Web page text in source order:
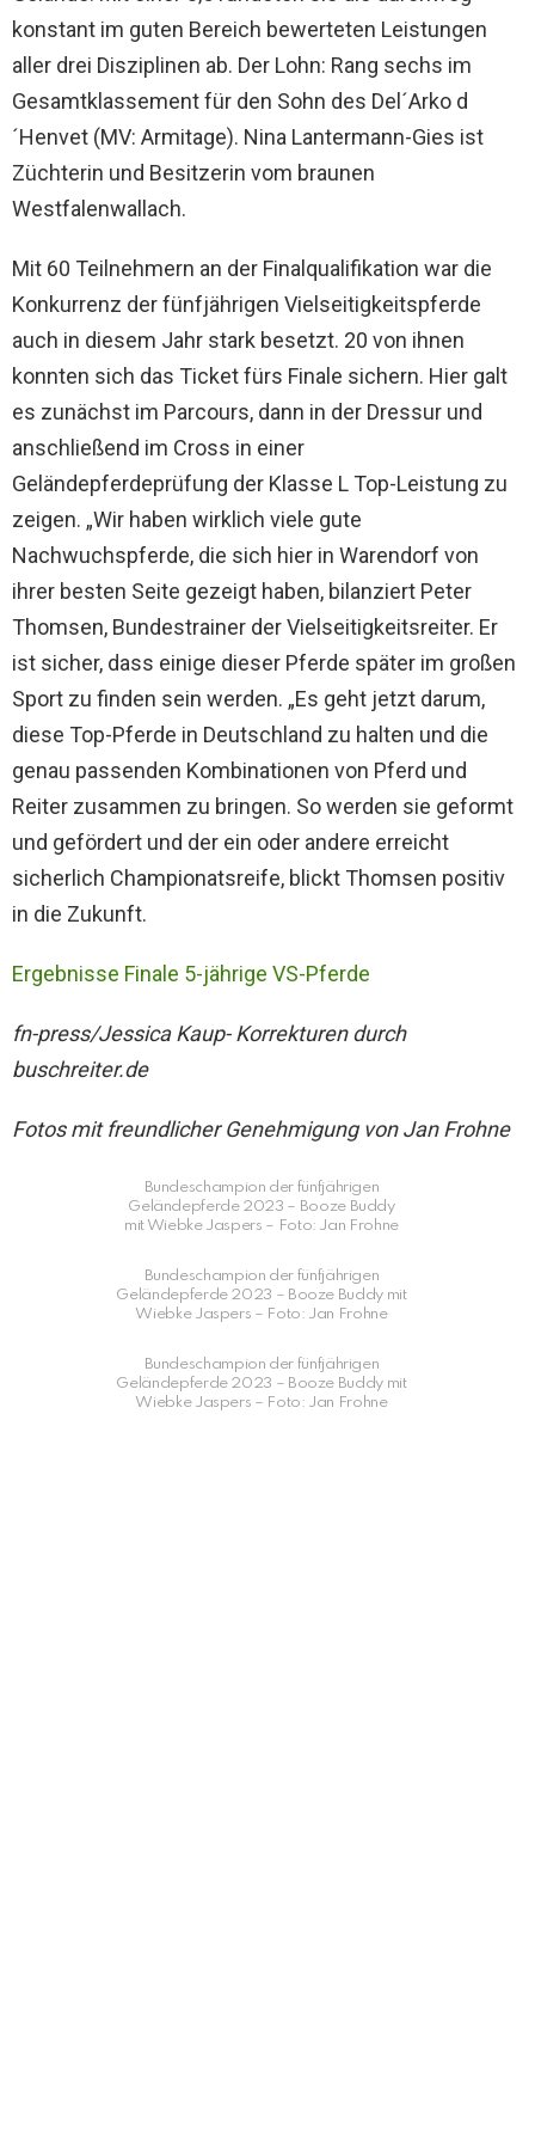
konstant im guten Bereich bewerteten Leistungen
aller drei Disziplinen ab. Der Lohn: Rang sechs im
Gesamtklassement für den Sohn des Del´Arko d
´Henvet (MV: Armitage). Nina Lantermann-Gies ist
Züchterin und Besitzerin vom braunen
Westfalenwallach.
Mit 60 Teilnehmern an der Finalqualifikation war die
Konkurrenz der fünfjährigen Vielseitigkeitspferde
auch in diesem Jahr stark besetzt. 20 von ihnen
konnten sich das Ticket fürs Finale sichern. Hier galt
es zunächst im Parcours, dann in der Dressur und
anschließend im Cross in einer
Geländepferdeprüfung der Klasse L Top-Leistung zu
zeigen. „Wir haben wirklich viele gute
Nachwuchspferde, die sich hier in Warendorf von
ihrer besten Seite gezeigt haben, bilanziert Peter
Thomsen, Bundestrainer der Vielseitigkeitsreiter. Er
ist sicher, dass einige dieser Pferde später im großen
Sport zu finden sein werden. „Es geht jetzt darum,
diese Top-Pferde in Deutschland zu halten und die
genau passenden Kombinationen von Pferd und
Reiter zusammen zu bringen. So werden sie geformt
und gefördert und der ein oder andere erreicht
sicherlich Championatsreife, blickt Thomsen positiv
in die Zukunft.
Ergebnisse Finale 5-jährige VS-Pferde
fn-press/Jessica Kaup- Korrekturen durch
buschreiter.de
Fotos mit freundlicher Genehmigung von Jan Frohne
Bundeschampion der fünfjährigen
Geländepferde 2023 – Booze Buddy
mit Wiebke Jaspers – Foto: Jan Frohne
Bundeschampion der fünfjährigen
Geländepferde 2023 – Booze Buddy mit
Wiebke Jaspers – Foto: Jan Frohne
Bundeschampion der fünfjährigen
Geländepferde 2023 – Booze Buddy mit
Wiebke Jaspers – Foto: Jan Frohne